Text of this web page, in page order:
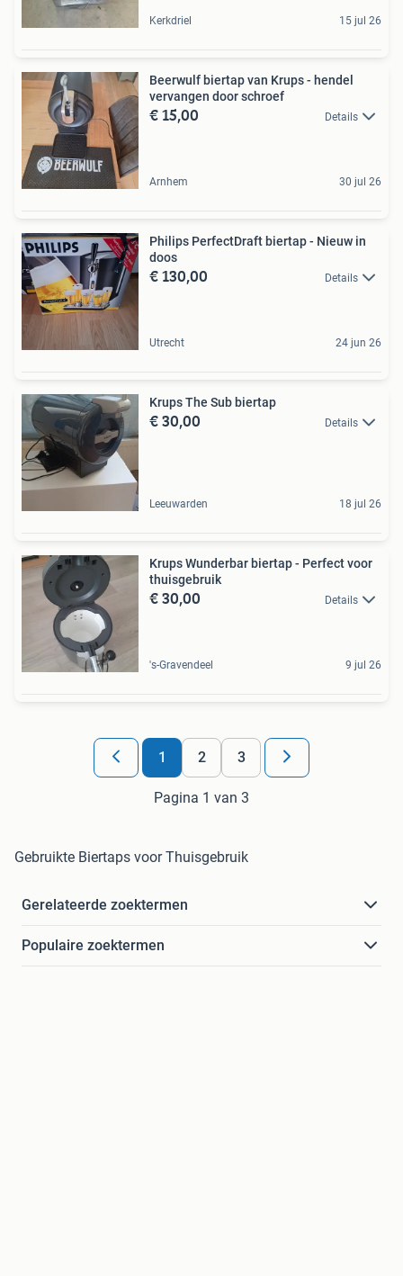
Kerkdriel 15 jul 26
Beerwulf biertap van Krups - hendel
vervangen door schroef
€ 15,00 Details
Arnhem 30 jul 26
Philips PerfectDraft biertap - Nieuw in
doos
€ 130,00 Details
Utrecht 24 jun 26
Krups The Sub biertap
€ 30,00 Details
Leeuwarden 18 jul 26
Krups Wunderbar biertap - Perfect voor
thuisgebruik
€ 30,00 Details
's-Gravendeel 9 jul 26
1 2 3
Pagina 1 van 3
Gebruikte Biertaps voor Thuisgebruik
Gerelateerde zoektermen
Populaire zoektermen